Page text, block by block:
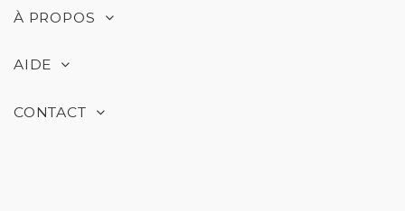
À PROPOS
AIDE
CONTACT